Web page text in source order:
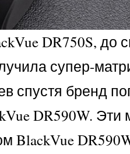
DR750S, до
супер-
спустя бренд
DR590W. Эти
BlackVue